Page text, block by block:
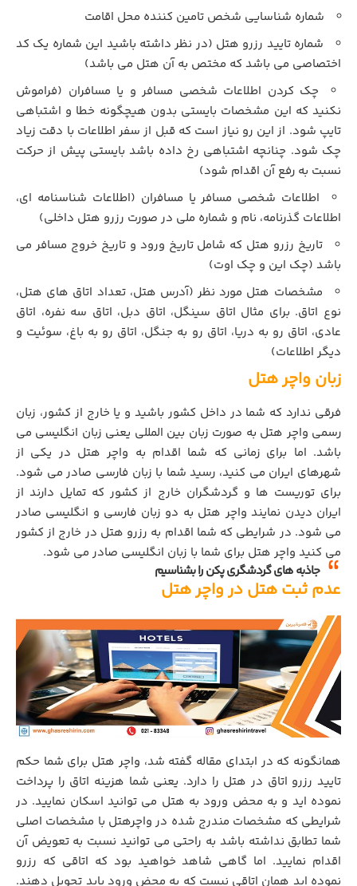
شماره شناسایی شخص تامین کننده محل اقامت
شماره تایید رزرو هتل (در نظر داشته باشید این شماره یک کد
اختصاصی می باشد که مختص به آن هتل می باشد)
چک کردن اطلاعات شخصی مسافر و یا مسافران (فراموش
نکنید که این مشخصات بایستی بدون هیچگونه خطا و اشتباهی
تایپ شود. از این رو نیاز است که قبل از سفر اطلاعات با دقت زیاد
چک شود. چنانچه اشتباهی رخ داده باشد بایستی پیش از حرکت
نسبت به رفع آن اقدام شود)
اطلاعات شخصی مسافر یا مسافران (اطلاعات شناسنامه ای،
اطلاعات گذرنامه، نام و شماره ملی در صورت رزرو هتل داخلی)
تاریخ رزرو هتل که شامل تاریخ ورود و تاریخ خروج مسافر می
باشد (چک این و چک اوت)
مشخصات هتل مورد نظر (آدرس هتل، تعداد اتاق های هتل،
نوع اتاق. برای مثال اتاق سینگل، اتاق دبل، اتاق سه نفره، اتاق
عادی، اتاق رو به دریا، اتاق رو به جنگل، اتاق رو به باغ، سوئیت و
دیگر اطلاعات)
زبان واچر هتل
فرقی ندارد که شما در داخل کشور باشید و یا خارج از کشور، زبان
رسمی واچر هتل به صورت زبان بین المللی یعنی زبان انگلیسی می
باشد. اما برای زمانی که شما اقدام به واچر هتل در یکی از
شهرهای ایران می کنید، رسید شما با زبان فارسی صادر می شود.
برای توریست ها و گردشگران خارج از کشور که تمایل دارند از
ایران دیدن نمایند واچر هتل به دو زبان فارسی و انگلیسی صادر
می شود. در شرایطی که شما اقدام به رزرو هتل در خارج از کشور
می کنید واچر هتل برای شما با زبان انگلیسی صادر می شود.
جاذبه های گردشگری پکن را بشناسیم
عدم ثبت هتل در واچر هتل
همانگونه که در ابتدای مقاله گفته شد، واچر هتل برای شما حکم
تایید رزرو اتاق در هتل را دارد. یعنی شما هزینه اتاق را پرداخت
نموده اید و به محض ورود به هتل می توانید اسکان نمایید. در
شرایطی که مشخصات مندرج شده در واچرهتل با مشخصات اصلی
شما تطابق نداشته باشد به راحتی می توانید نسبت به تعویض آن
اقدام نمایید. اما گاهی شاهد خواهید بود که اتاقی که رزرو
نموده اید همان اتاقی نیست که به محض ورود باید تحویل دهند.